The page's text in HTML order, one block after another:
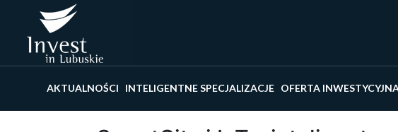
AKTUALNOŚCI INTELIGENTNE SPECJALIZACJE OFERTA